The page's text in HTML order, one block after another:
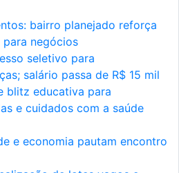
bairro planejado reforça
negócios
seletivo para
salário passa de R$ 15 mil
blitz educativa para
e cuidados com a saúde
e economia pautam encontro